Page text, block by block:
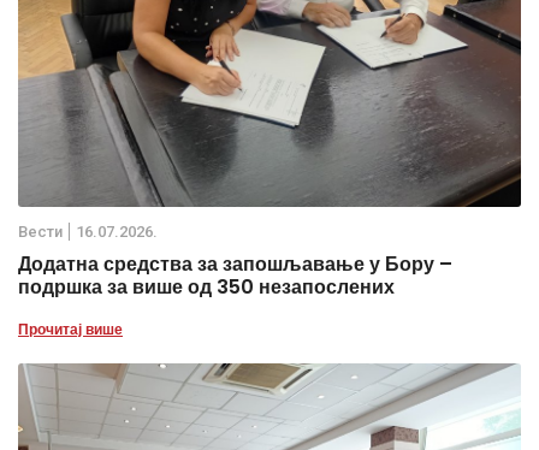
Вести 16.07.2026.
Додатна средства за запошљавање у Бору –
подршка за више од 350 незапослених
Прочитај више